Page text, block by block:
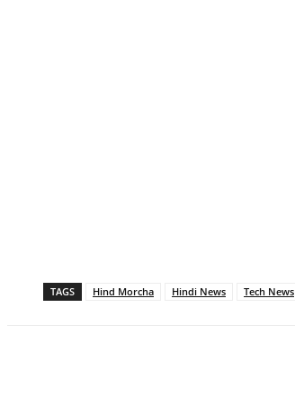
TAGS Hind Morcha Hindi News Tech News